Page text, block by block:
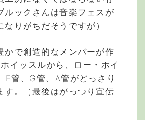
ルックさんは音楽フェスが
なりがちだそうですが）
かで創造的なメンバーが作
イッスルから、ロー・ホイ
E管、G管、A管がどっさり
す。（最後はがっつり宣伝